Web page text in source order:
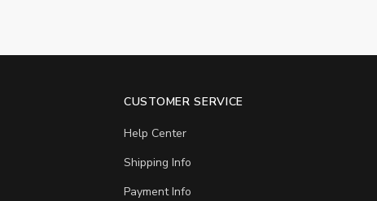
CUSTOMER SERVICE
Help Center
Shipping Info
Payment Info